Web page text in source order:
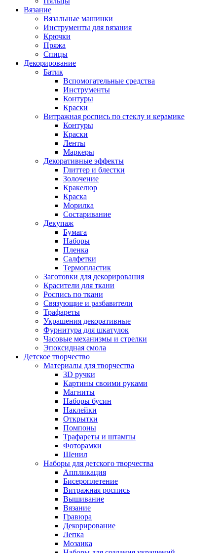
Вязание
Вязальные машинки
Инструменты для вязания
Крючки
Пряжа
Спицы
Декорирование
Батик
Вспомогательные средства
Инструменты
Контуры
Краски
Витражная роспись по стеклу и керамике
Контуры
Краски
Ленты
Маркеры
Декоративные эффекты
Глиттер и блестки
Золочение
Кракелюр
Краска
Морилка
Состаривание
Декупаж
Бумага
Наборы
Пленка
Салфетки
Термопластик
Заготовки для декорирования
Красители для ткани
Роспись по ткани
Связующие и разбавители
Трафареты
Украшения декоративные
Фурнитура для шкатулок
Часовые механизмы и стрелки
Эпоксидная смола
Детское творчество
Материалы для творчества
3D ручки
Картины своими руками
Магниты
Наборы бусин
Наклейки
Открытки
Помпоны
Трафареты и штампы
Фоторамки
Шенил
Наборы для детского творчества
Аппликация
Бисероплетение
Витражная роспись
Вышивание
Вязание
Гравюра
Декорирование
Лепка
Мозаика